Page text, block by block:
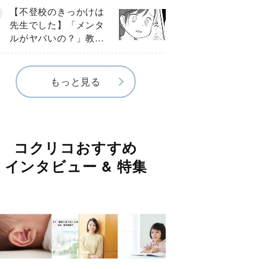
球少年の実話〕
【不登校のきっかけは
先生でした】「メンタ
ルがヤバいの？」教室
で始まった悪ふざけ
《第３話》
もっと見る
コクリコおすすめ
インタビュー & 特集